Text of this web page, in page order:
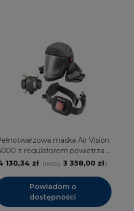
maska Air Vision
z regulatorem powietrza i
filtrem węglowym SATA
130,34 zł (netto: 3 358,00 zł)
Powiadom o
dostępności